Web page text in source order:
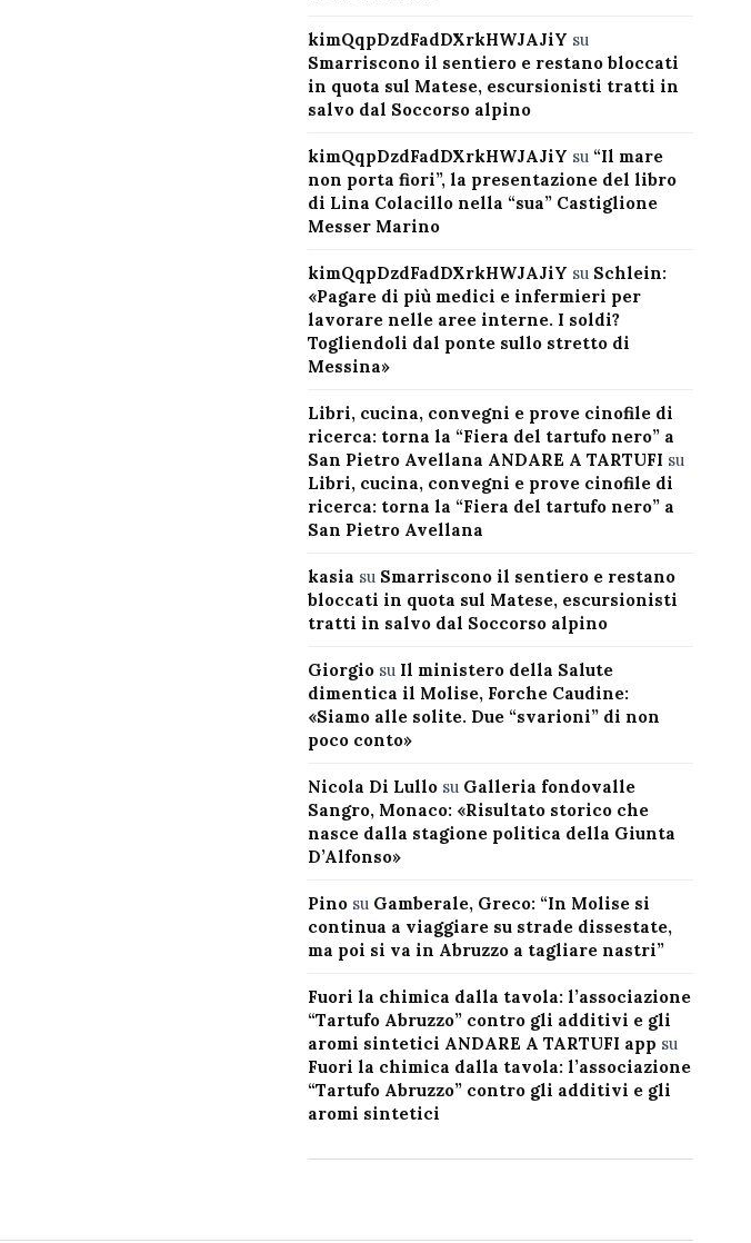
kimQqpDzdFadDXrkHWJAJiY su
Smarriscono il sentiero e restano bloccati
in quota sul Matese, escursionisti tratti in
salvo dal Soccorso alpino
kimQqpDzdFadDXrkHWJAJiY su “Il mare
non porta fiori”, la presentazione del libro
di Lina Colacillo nella “sua” Castiglione
Messer Marino
kimQqpDzdFadDXrkHWJAJiY su Schlein:
«Pagare di più medici e infermieri per
lavorare nelle aree interne. I soldi?
Togliendoli dal ponte sullo stretto di
Messina»
Libri, cucina, convegni e prove cinofile di
ricerca: torna la “Fiera del tartufo nero” a
San Pietro Avellana ANDARE A TARTUFI su
Libri, cucina, convegni e prove cinofile di
ricerca: torna la “Fiera del tartufo nero” a
San Pietro Avellana
kasia su Smarriscono il sentiero e restano
bloccati in quota sul Matese, escursionisti
tratti in salvo dal Soccorso alpino
Giorgiosu Il ministero della Salute
dimentica il Molise, Forche Caudine:
«Siamo alle solite. Due “svarioni” di non
poco conto»
Nicola Di Lullosu Galleria fondovalle
Sangro, Monaco: «Risultato storico che
nasce dalla stagione politica della Giunta
D’Alfonso»
Pinosu Gamberale, Greco: “In Molise si
continua a viaggiare su strade dissestate,
ma poi si va in Abruzzo a tagliare nastri”
Fuori la chimica dalla tavola: l’associazione
“Tartufo Abruzzo” contro gli additivi e gli
aromi sintetici ANDARE A TARTUFI app su
Fuori la chimica dalla tavola: l’associazione
“Tartufo Abruzzo” contro gli additivi e gli
aromi sintetici